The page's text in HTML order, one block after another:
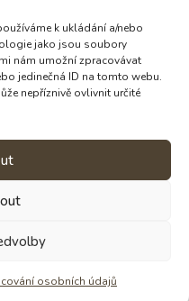
k ukládání a/nebo
jako jsou soubory
nám umožní zpracovávat
jedinečná ID na tomto webu.
nepříznivě ovlivnit určité
osobních údajů
dělá krom čokolád
o tmě